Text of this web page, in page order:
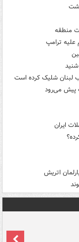
منطقه
ترامپ
پیش می‌رود
ایران
اتریش